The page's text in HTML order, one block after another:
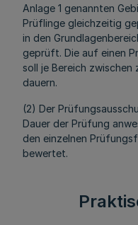
Anlage 1 genannten
Prüflinge gleichzeitig
in den
geprüft. Die auf einen
soll je Bereich zwischen
dauern.
(2) Der
Dauer der Prüfung
den einzelnen
bewertet.